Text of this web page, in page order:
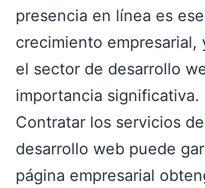
presencia en línea es
crecimiento empresarial,
el sector de desarrollo
importancia significativa.
Contratar los servicios
desarrollo web puede
página empresarial